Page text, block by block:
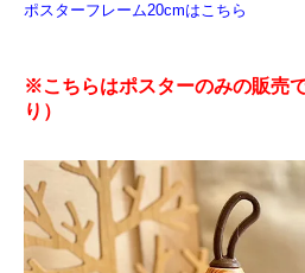
ポスターフレーム20cmはこちら
※こちらはポスターのみの販売
り）